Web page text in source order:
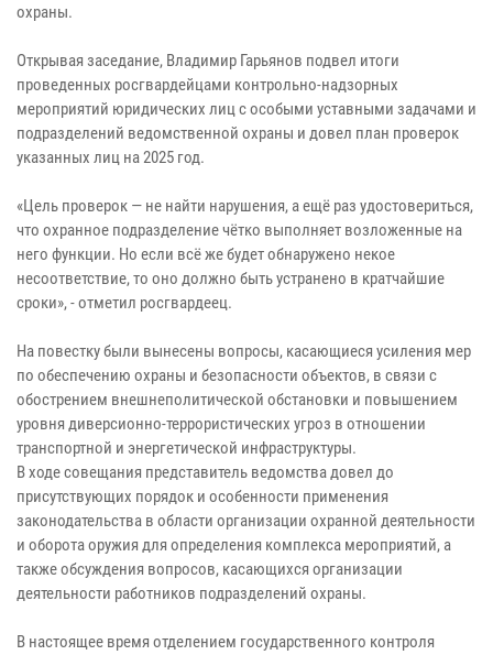
охраны.
Открывая заседание, Владимир Гарьянов подвел итоги
проведенных росгвардейцами контрольно-надзорных
мероприятий юридических лиц с особыми уставными задачами и
подразделений ведомственной охраны и довел план проверок
указанных лиц на 2025 год.
«Цель проверок — не найти нарушения, а ещё раз удостовериться,
что охранное подразделение чётко выполняет возложенные на
него функции. Но если всё же будет обнаружено некое
несоответствие, то оно должно быть устранено в кратчайшие
сроки», - отметил росгвардеец.
На повестку были вынесены вопросы, касающиеся усиления мер
по обеспечению охраны и безопасности объектов, в связи с
обострением внешнеполитической обстановки и повышением
уровня диверсионно-террористических угроз в отношении
транспортной и энергетической инфраструктуры.
В ходе совещания представитель ведомства довел до
присутствующих порядок и особенности применения
законодательства в области организации охранной деятельности
и оборота оружия для определения комплекса мероприятий, а
также обсуждения вопросов, касающихся организации
деятельности работников подразделений охраны.
В настоящее время отделением государственного контроля